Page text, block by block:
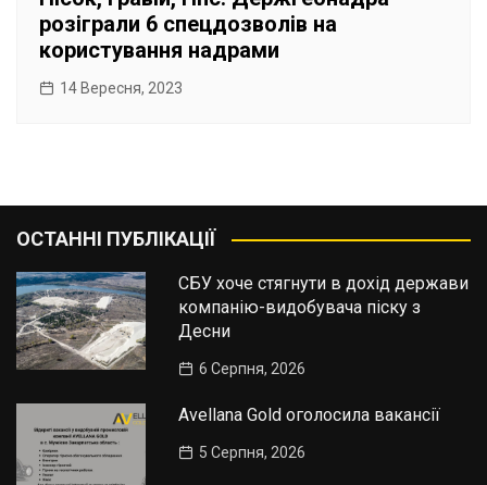
розіграли 6 спецдозволів на
користування надрами
14 Вересня, 2023
ОСТАННІ ПУБЛІКАЦІЇ
СБУ хоче стягнути в дохід держави
компанію-видобувача піску з
Десни
6 Серпня, 2026
Avellana Gold оголосила вакансії
5 Серпня, 2026